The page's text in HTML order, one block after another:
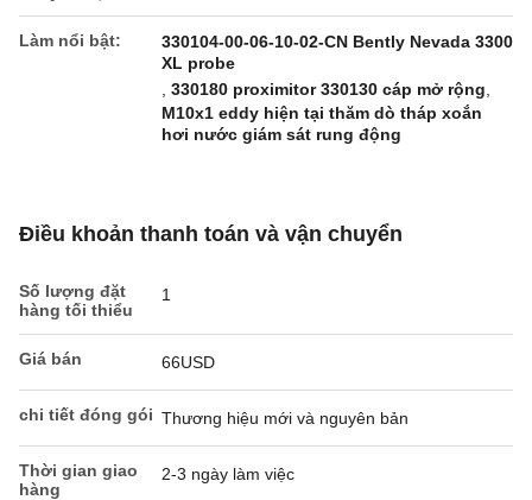
Làm nổi bật:
330104-00-06-10-02-CN Bently Nevada 3300
XL probe
330180 proximitor 330130 cáp mở rộng
M10x1 eddy hiện tại thăm dò tháp xoắn
hơi nước giám sát rung động
Điều khoản thanh toán và vận chuyển
Số lượng đặt
hàng tối thiểu
1
Giá bán 66USD
chi tiết đóng gói Thương hiệu mới và nguyên bản
Thời gian giao
hàng
2-3 ngày làm việc